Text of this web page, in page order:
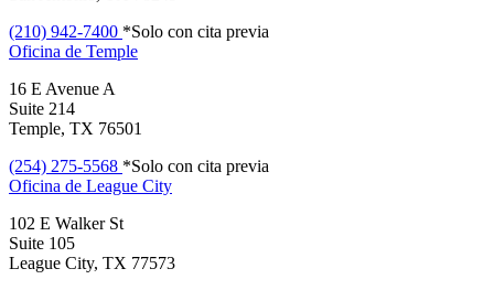
(210) 942-7400 *Solo con cita previa
Oficina de Temple
16 E Avenue A
Suite 214
Temple, TX 76501
(254) 275-5568 *Solo con cita previa
Oficina de League City
102 E Walker St
Suite 105
League City, TX 77573